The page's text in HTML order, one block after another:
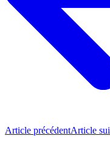
Article précédentArticle